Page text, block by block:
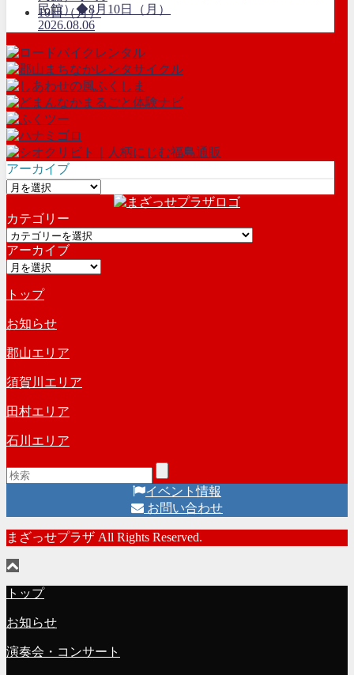
民館）◆8月10日（月）
2026.08.06
アーカイブ
ア
カ
イ
ブ
カテゴリー
カ
テ
ゴ
ー
アーカイブ
ア
カ
イ
ブ
トップ
お知らせ
郡山エリア
須賀川エリア
田村エリア
石川エリア
イベント情報
お問い合わせ
まざっせプラザ All Rights Reserved.
トップ
お知らせ
演奏会・コンサート